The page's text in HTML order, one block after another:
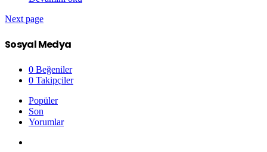
Next page
Sosyal Medya
0 Beğeniler
0 Takipçiler
Popüler
Son
Yorumlar